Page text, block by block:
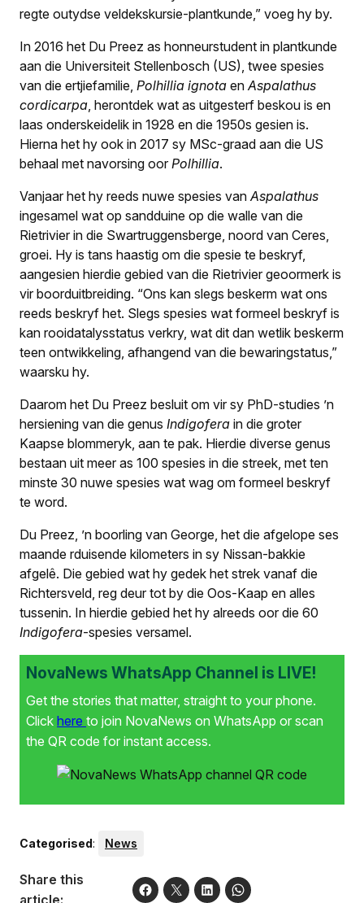
regte outydse veldekskursie-plantkunde,” voeg hy by.
In 2016 het Du Preez as honneurstudent in plantkunde
aan die Universiteit Stellenbosch (US), twee spesies
van die ertjiefamilie, Polhillia ignota en Aspalathus
cordicarpa , herontdek wat as uitgesterf beskou is en
laas onderskeidelik in 1928 en die 1950s gesien is.
Hierna het hy ook in 2017 sy MSc-graad aan die US
behaal met navorsing oor Polhillia.
Vanjaar het hy reeds nuwe spesies van Aspalathus
ingesamel wat op sandduine op die walle van die
Rietrivier in die Swartruggensberge, noord van Ceres,
groei. Hy is tans haastig om die spesie te beskryf,
aangesien hierdie gebied van die Rietrivier geoormerk is
vir boorduitbreiding. “Ons kan slegs beskerm wat ons
reeds beskryf het. Slegs spesies wat formeel beskryf is
kan rooidatalysstatus verkry, wat dit dan wetlik beskerm
teen ontwikkeling, afhangend van die bewaringstatus,”
waarsku hy.
Daarom het Du Preez besluit om vir sy PhD-studies ’n
hersiening van die genus Indigofera in die groter
Kaapse blommeryk, aan te pak. Hierdie diverse genus
bestaan uit meer as 100 spesies in die streek, met ten
minste 30 nuwe spesies wat wag om formeel beskryf
te word.
Du Preez, ’n boorling van George, het die afgelope ses
maande rduisende kilometers in sy Nissan-bakkie
afgelê. Die gebied wat hy gedek het strek vanaf die
Richtersveld, reg deur tot by die Oos-Kaap en alles
tussenin. In hierdie gebied het hy alreeds oor die 60
Indigofera-spesies versamel.
NovaNews WhatsApp Channel is LIVE!
Get the stories that matter, straight to your phone.
Click here to join NovaNews on WhatsApp or scan
the QR code for instant access.
Categorised: News
Share this
article: